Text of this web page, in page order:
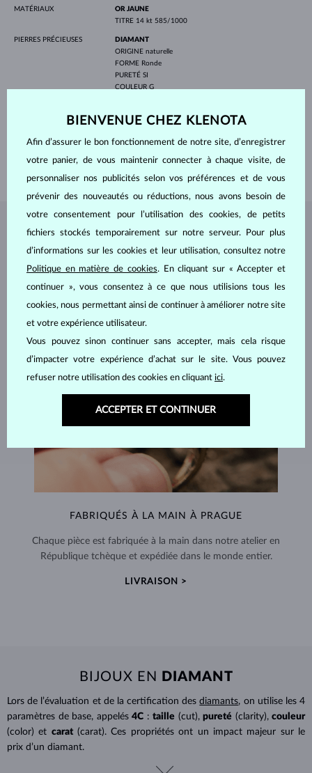
MATÉRIAUX
OR JAUNE
TITRE 14 kt 585/1000
PIERRES PRÉCIEUSES
DIAMANT
ORIGINE naturelle
FORME Ronde
PURETÉ SI
COULEUR G
BIJOUX DEL'ATELIER KLENOTA
FABRIQUÉS À LA MAIN À PRAGUE
Chaque pièce est fabriquée à la main dans notre atelier en
République tchèque et expédiée dans le monde entier.
LIVRAISON >
BIJOUX EN DIAMANT
Lors de l’évaluation et de la certification desdiamants, on utilise les 4
paramètres de base, appelés 4C : taille (cut), pureté (clarity), couleur
(color) et carat (carat). Ces propriétés ont un impact majeur sur le
prix d’un diamant.
BIENVENUE CHEZ KLENOTA
Afin d’assurer le bon fonctionnement de notre site, d’enregistrer
votre panier, de vous maintenir connecter à chaque visite, de
personnaliser nos publicités selon vos préférences et de vous
prévenir des nouveautés ou réductions, nous avons besoin de
votre consentement pour l’utilisation des cookies, de petits
fichiers stockés temporairement sur notre serveur. Pour plus
d’informations sur les cookies et leur utilisation, consultez notre
Politique en matière de cookies. En cliquant sur « Accepter et
continuer », vous consentez à ce que nous utilisions tous les
cookies, nous permettant ainsi de continuer à améliorer notre site
et votre expérience utilisateur.
Vous pouvez sinon continuer sans accepter, mais cela risque
d’impacter votre expérience d’achat sur le site. Vous pouvez
refuser notre utilisation des cookies en cliquant ici.
ACCEPTER ET CONTINUER